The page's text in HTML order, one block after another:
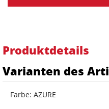
Produktdetails
Varianten des
Farbe: AZURE